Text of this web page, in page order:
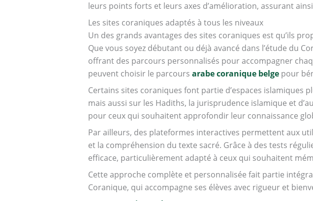
leurs points forts et leurs axes d’amélioration, assurant
Les sites coraniques adaptés à tous les niveaux
Un des grands avantages des sites coraniques est qu’ils
Que vous soyez débutant ou déjà avancé dans l’étude du
offrant des parcours personnalisés pour accompagner
peuvent choisir le parcours arabe coranique belgepour
Certains sites coraniques font partie d’espaces islamiques
mais aussi sur les Hadiths, la jurisprudence islamique et
pour ceux qui souhaitent approfondir leur connaissance
Par ailleurs, des plateformes interactives permettent aux
et la compréhension du texte sacré. Grâce à des tests
efficace, particulièrement adapté à ceux qui souhaitent
Cette approche complète et personnalisée fait partie
Coranique, qui accompagne ses élèves avec rigueur et